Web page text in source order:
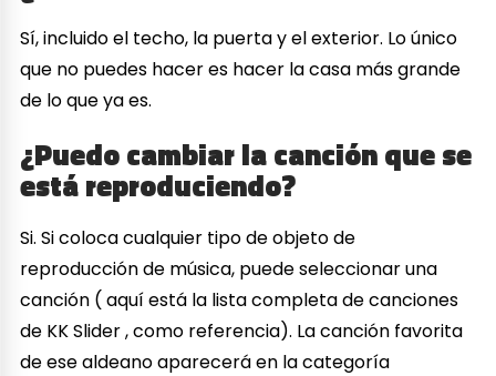
Sí, incluido el techo, la puerta y el exterior. Lo único
que no puedes hacer es hacer la casa más grande
de lo que ya es.
¿Puedo cambiar la canción que se
está reproduciendo?
Si. Si coloca cualquier tipo de objeto de
reproducción de música, puede seleccionar una
canción ( aquí está la lista completa de canciones
de KK Slider , como referencia). La canción favorita
de ese aldeano aparecerá en la categoría